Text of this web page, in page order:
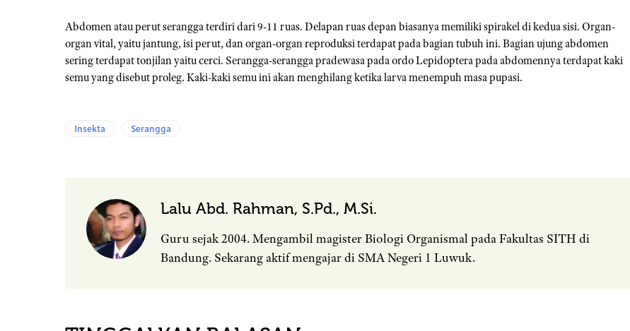
Abdomen atau perut serangga terdiri dari 9-11 ruas. Delapan ruas depan biasanya memiliki spirakel di kedua sisi. Organ-
organ vital, yaitu jantung, isi perut, dan organ-organ reproduksi terdapat pada bagian tubuh ini. Bagian ujung abdomen
sering terdapat tonjilan yaitu cerci. Serangga-serangga pradewasa pada ordo Lepidoptera pada abdomennya terdapat kaki
semu yang disebut proleg. Kaki-kaki semu ini akan menghilang ketika larva menempuh masa pupasi.
Insekta Serangga
Lalu Abd. Rahman, S.Pd., M.Si.
Guru sejak 2004. Mengambil magister Biologi Organismal pada Fakultas SITH di
Bandung. Sekarang aktif mengajar di SMA Negeri 1 Luwuk.